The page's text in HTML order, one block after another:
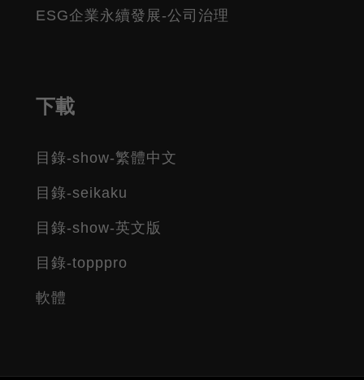
ESG企業永續發展-公司治理
下載
目錄-show-繁體中文
目錄-seikaku
目錄-show-英文版
目錄-topppro
軟體